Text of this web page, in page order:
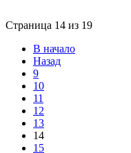
Страница 14 из 19
В начало
Назад
9
10
11
12
13
14
15